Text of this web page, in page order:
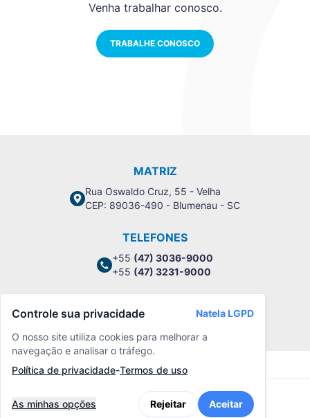
Venha trabalhar conosco.
TRABALHE CONOSCO
MATRIZ
Rua Oswaldo Cruz, 55 - Velha
CEP: 89036-490 - Blumenau - SC
TELEFONES
+55 (47) 3036-9000
+55 (47) 3231-9000
Política de Privacidade
Controle sua privacidade
Natela LGPD
O nosso site utiliza cookies para melhorar a
navegação e analisar o tráfego.
Política de privacidade-Termos de uso
As minhas opções Rejeitar Aceitar